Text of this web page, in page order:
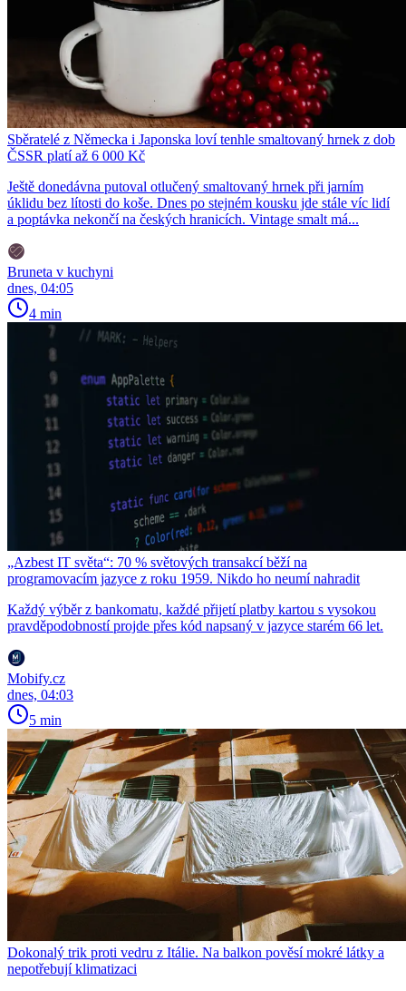
Sběratelé z Německa i Japonska loví tenhle smaltovaný hrnek z dob
ČSSR platí až 6 000 Kč
Ještě donedávna putoval otlučený smaltovaný hrnek při jarním
úklidu bez lítosti do koše. Dnes po stejném kousku jde stále víc lidí
a poptávka nekončí na českých hranicích. Vintage smalt má...
Bruneta v kuchyni
dnes, 04:05
4 min
„Azbest IT světa“: 70 % světových transakcí běží na
programovacím jazyce z roku 1959. Nikdo ho neumí nahradit
Každý výběr z bankomatu, každé přijetí platby kartou s vysokou
pravděpodobností projde přes kód napsaný v jazyce starém 66 let.
Mobify.cz
dnes, 04:03
5 min
Dokonalý trik proti vedru z Itálie. Na balkon pověsí mokré látky a
nepotřebují klimatizaci